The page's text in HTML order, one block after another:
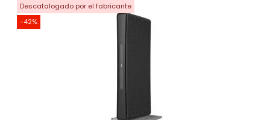
Descatalogado por el fabricante
-42%